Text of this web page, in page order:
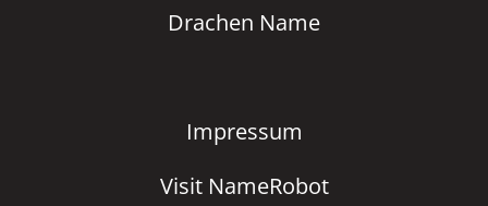
Drachen Name
Impressum
Visit NameRobot